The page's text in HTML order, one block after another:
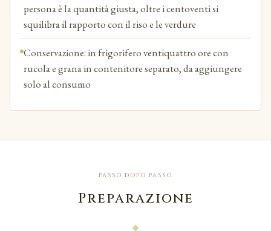
persona è la quantità giusta, oltre i centoventi si
squilibra il rapporto con il riso e le verdure
Conservazione: in frigorifero ventiquattro ore con
rucola e grana in contenitore separato, da aggiungere
solo al consumo
PASSO DOPO PASSO
Preparazione